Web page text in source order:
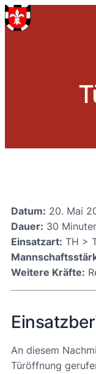
Datum: 20. Mai
Dauer: 30
Einsatzart: TH >
Weitere Kräfte:
An diesem
Türöffnung